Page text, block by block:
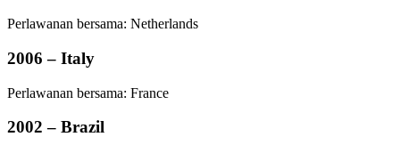
Perlawanan bersama: Netherlands
2006 – Italy
Perlawanan bersama: France
2002 – Brazil